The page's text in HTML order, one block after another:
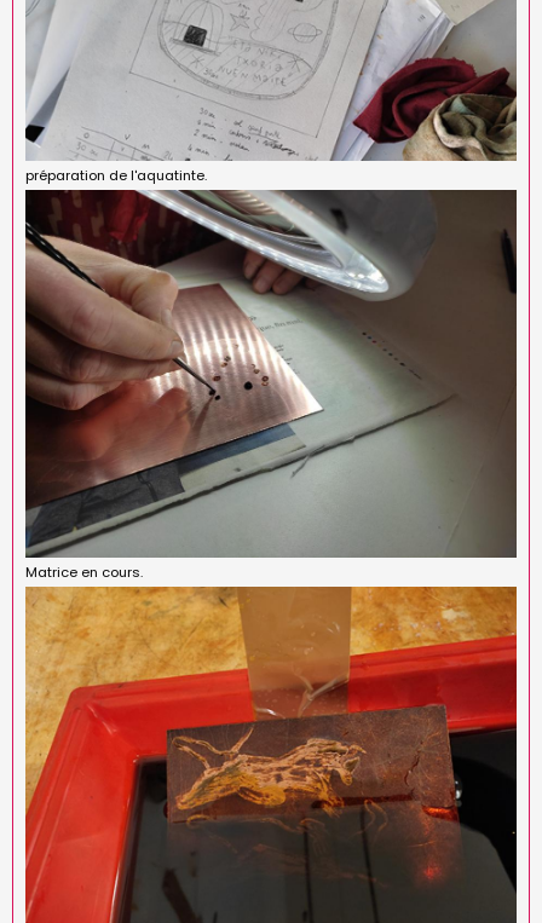
préparation de l'aquatinte.
Matrice en cours.